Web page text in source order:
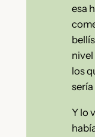
esa
nivel
los
Y lo